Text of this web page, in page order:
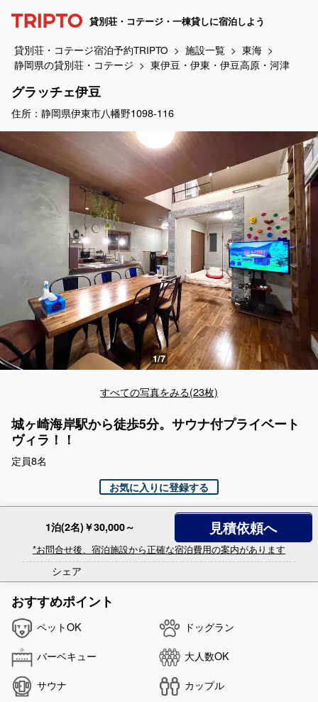
貸別荘・コテージ・一棟貸しに宿泊しよう
貸別荘・コテージ宿泊予約TRIPTO 施設一覧
東海
静岡県の貸別荘・コテージ
東伊豆・伊東・伊豆高原・河津
グラッチェ伊豆
住所：静岡県伊東市八幡野1098-116
すべての写真をみる(23枚)
城ヶ崎海岸駅から徒歩5分。サウナ付プライベート
ヴィラ！！
定員8名
お気に入りに登録する
おすすめポイント
ペットOK
ドッグラン
バーベキュー
大人数OK
サウナ
カップル
1泊(2名)￥30,000～
*お問合せ後、宿泊施設から正確な宿泊費用の案内があります
見積依頼へ
シェア